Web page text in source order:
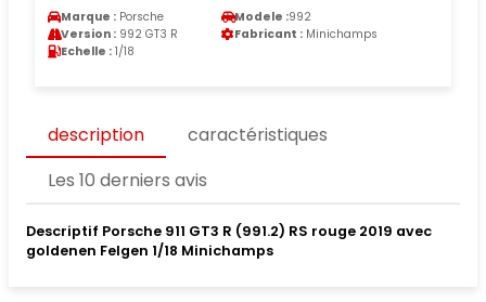
Marque : Porsche Modele :992
Version : 992 GT3 R Fabricant : Minichamps
Echelle : 1/18
description
caractéristiques
Les 10 derniers avis
Descriptif Porsche 911 GT3 R (991.2) RS rouge 2019 avec
goldenen Felgen 1/18 Minichamps